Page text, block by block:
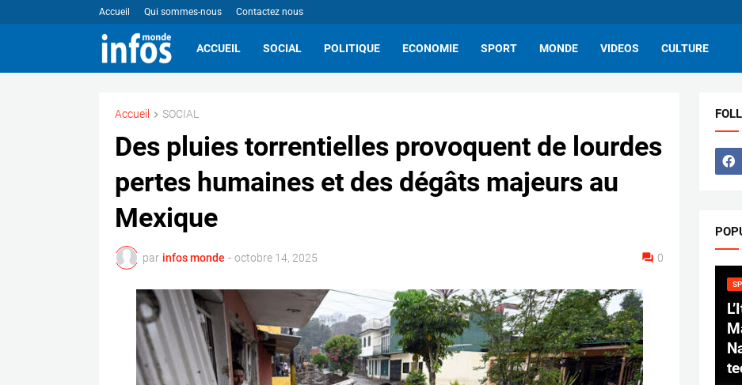
Accueil Qui sommes-nous Contactez nous
ACCUEIL SOCIAL POLITIQUE ECONOMIE SPORT MONDE VIDEOS CULTURE
Accueil SOCIAL
Des pluies torrentielles provoquent de lourdes
pertes humaines et des dégâts majeurs au
Mexique
par infos monde - octobre 14, 2025 0